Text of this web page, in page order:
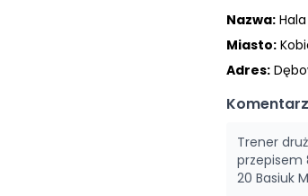
Nazwa:
Miasto:
Adres:
Komentarz
Trener
przepisem
20 Basiuk